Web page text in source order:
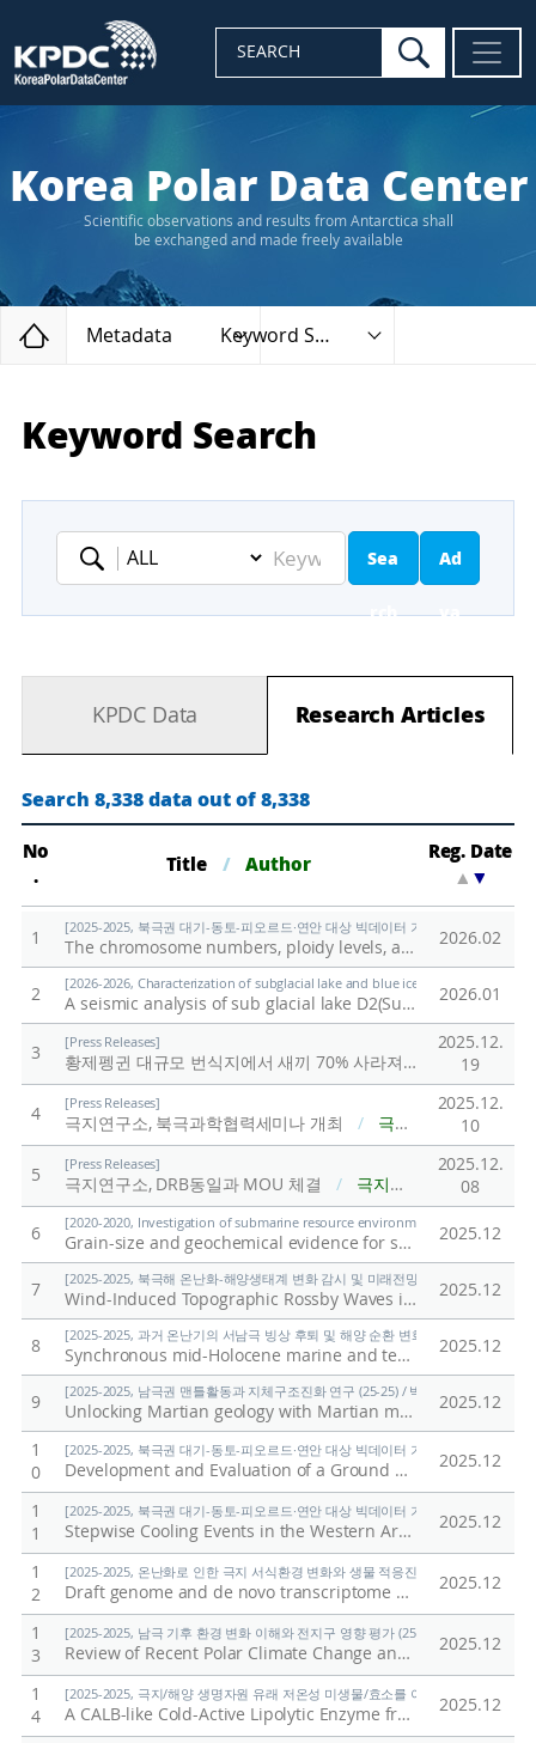
SEARCH search
Korea Polar Data Center
Scientific observations and results from Antarctica shall
be exchanged and made freely available
Home
Metadata Keyword Search
Keyword Search
Keyword
Sea
rch
Ad
va
ed
ar
ch
KPDC Data Research Articles
Search 8,338 data out of 8,338
No
.
Title / Author
Reg. Date
▲
1
[2025-2025, 북극권 대기-동토-피오르드·연안 대상 빅데이터 기반 기후변화 대응
The chromosome numbers, ploidy levels, and Genome sizes of Svalbard plants 2026.02
2
[2026-2026, Characterization of subglacial lake and blue ice in northern
A seismic analysis of sub glacial lake D2(Subglacial Lake Cheongsuk) beneath David Glacier, Antarctica 2026.01
3
[Press Releases]
황제펭귄 대규모 번식지에서 새끼 70% 사라져 극지연구소
2025.12.
19
4
[Press Releases]
극지연구소, 북극과학협력세미나 개최 / 극지연구소
2025.12.
10
5
[Press Releases]
극지연구소, DRB동일과 MOU 체결 / 극지연구소
2025.12.
08
6
[2020-2020, Investigation of submarine resource environment and seabed
Grain-size and geochemical evidence for sediment transport mechanisms in the northeastern part of the East Siberian Sea and on the adjacent continental slope 2025.12
7
[2025-2025, 북극해 온난화-해양생태계 변화 감시 및 미래전망 연구 (25-25) / 양은
Wind-Induced Topographic Rossby Waves in the Southwestern Slope of the Chukchi Abyssal Plain 2025.12
8
[2025-2025, 과거 온난기의 서남극 빙상 후퇴 및 해양 순환 변화 연구 (25-25) / 유
Synchronous mid-Holocene marine and terrestrial deglaciation in the Ross Sea, Antarctica 2025.12
9
[2025-2025, 남극권 맨틀활동과 지체구조진화 연구 (25-25) / 박숭현]
Unlocking Martian geology with Martian meteorites /
2025.12
1
0
[2025-2025, 북극권 대기-동토-피오르드·연안 대상 빅데이터 기반 기후변화 대응
Development and Evaluation of a Ground CO2 Measurement System 2025.12
1
1
[2025-2025, 북극권 대기-동토-피오르드·연안 대상 빅데이터 기반 기후변화 대응
Stepwise Cooling Events in the Western Arctic at 8.2 and 4.2 ka: Proxy Development and Application 2025.12
1
2
[2025-2025, 온난화로 인한 극지 서식환경 변화와 생물 적응진화 연구 (25-25) / 김
Draft genome and de novo transcriptome assembly of the Antarctic marine flatworm Obrimoposthia wandeli 2025.12
1
3
[2025-2025, 남극 기후 환경 변화 이해와 전지구 영향 평가 (25-25) / 정의석]
Review of Recent Polar Climate Change and Its Impact 2025.12
1
4
[2025-2025, 극지/해양 생명자원 유래 저온성 미생물/효소를 이용한 환경유해물
A CALB-like Cold-Active Lipolytic Enzyme from Pseudonocardia antarctica: Expression, Biochemical Characterization, and AlphaFold-Guided Dynamics 2025.12